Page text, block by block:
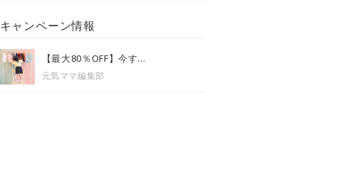
キャンペーン情報
【最大80％OFF】今す...
元気ママ編集部